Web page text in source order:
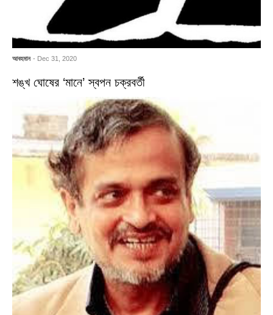
আবহমান - Dec 31, 2020
শঙ্খ ঘোষের ‘মানে’ স্বপন চক্রবর্তী